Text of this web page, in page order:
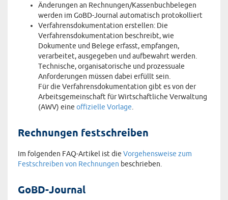
Änderungen an Rechnungen/Kassenbuchbelegen
werden im GoBD-Journal automatisch protokolliert
Verfahrensdokumentation erstellen: Die
Verfahrensdokumentation beschreibt, wie
Dokumente und Belege erfasst, empfangen,
verarbeitet, ausgegeben und aufbewahrt werden.
Technische, organisatorische und prozessuale
Anforderungen müssen dabei erfüllt sein.
Für die Verfahrensdokumentation gibt es von der
Arbeitsgemeinschaft für Wirtschaftliche Verwaltung
(AWV) eine offizielle Vorlage
Rechnungen festschreiben
Im folgenden FAQ-Artikel ist die Vorgehensweise zum
Festschreiben von Rechnungen beschrieben.
GoBD-Journal